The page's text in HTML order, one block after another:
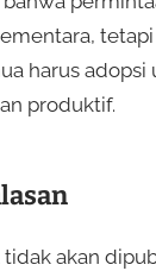
harus
produktif.
akan